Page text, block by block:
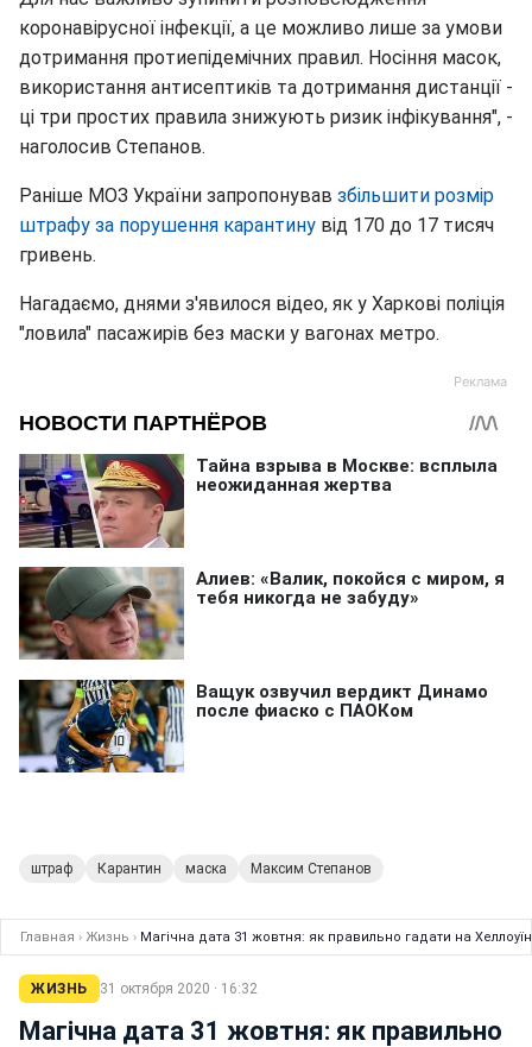
коронавірусної інфекції, а це можливо лише за умови
дотримання протиепідемічних правил. Носіння масок,
використання антисептиків та дотримання дистанції -
ці три простих правила знижують ризик інфікування", -
наголосив Степанов.
Раніше МОЗ України запропонував збільшити розмір
штрафу за порушення карантину від 170 до 17 тисяч
гривень.
Нагадаємо, днями з'явилося відео, як у Харкові поліція
"ловила" пасажирів без маски у вагонах метро.
штраф Карантин маска Максим Степанов
Главная › Жизнь › Магічна дата 31 жовтня: як правильно гадати на Хеллоуїн
ЖИЗНЬ 31 октября 2020 · 16:32
Магічна дата 31 жовтня: як правильно